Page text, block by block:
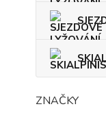
ZNAČKY